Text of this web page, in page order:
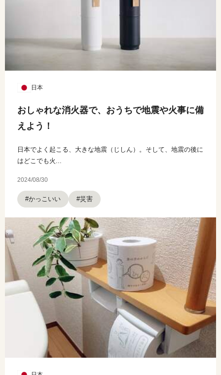
日本
おしゃれな消火器で、おうちで地震や火事に備
えよう！
日本でよく起こる、大きな地震（じしん）。そして、地震の後に
はどこでも火...
2024/08/30
#かっこいい #災害